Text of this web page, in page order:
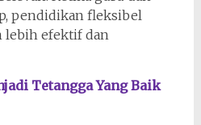
pendidikan fleksibel
lebih efektif dan
Tetangga Yang Baik